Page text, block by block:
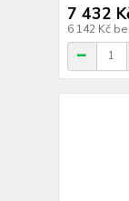
7 432
6 142 Kč